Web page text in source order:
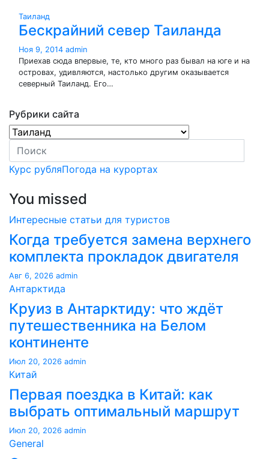
Таиланд
Бескрайний север Таиланда
Ноя 9, 2014 admin
Приехав сюда впервые, те, кто много раз бывал на юге и на
островах, удивляются, настолько другим оказывается
северный Таиланд. Его…
Рубрики сайта
Рубрики
сайта
Курс рубляПогода на курортах
You missed
Интересные статьи для туристов
Когда требуется замена верхнего
комплекта прокладок двигателя
Авг 6, 2026 admin
Антарктида
Круиз в Антарктиду: что ждёт
путешественника на Белом
континенте
Июл 20, 2026 admin
Китай
Первая поездка в Китай: как
выбрать оптимальный маршрут
Июл 20, 2026 admin
General